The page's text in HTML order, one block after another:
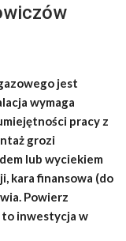
jest
wymaga
pracy z
grozi
lub wyciekiem
kara finansowa (do
Powierz
inwestycja w